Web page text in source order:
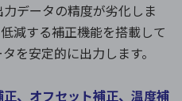
データの精度が劣化しま
減する補正機能を搭載して
を安定的に出力します。
、オフセット補正、温度補